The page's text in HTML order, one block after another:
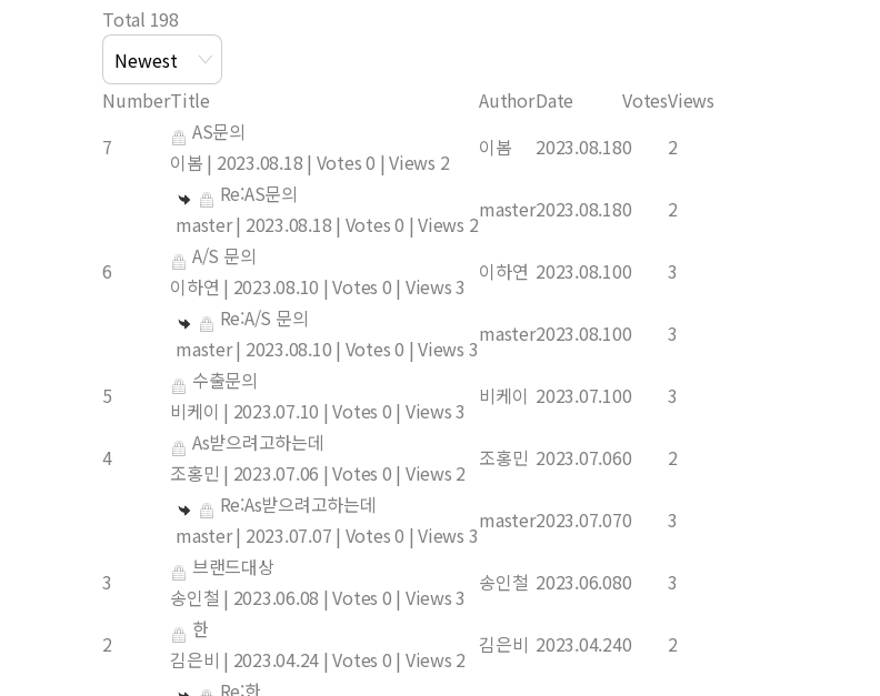
Total 198
NumberTitle AuthorDate VotesViews
7
AS문의
이봄 | 2023.08.18 | Votes 0 | Views 2
이봄 2023.08.180
2
Re:AS문의
master| 2023.08.18 | Votes 0 | Views 2
master2023.08.180 2
6
A/S 문의
이하연 | 2023.08.10 | Votes 0 | Views 3
이하연 2023.08.100
3
Re:A/S 문의
master| 2023.08.10 | Votes 0 | Views 3
master2023.08.100 3
5
수출문의
비케이 | 2023.07.10 | Votes 0 | Views 3
비케이 2023.07.100 3
4
As받으려고하는데
조홍민 | 2023.07.06 | Votes 0 | Views 2
조홍민 2023.07.060
2
Re:As받으려고하는데
master| 2023.07.07 | Votes 0 | Views 3
master2023.07.070 3
3
브랜드대상
송인철 | 2023.06.08 | Votes 0 | Views 3
송인철 2023.06.080 3
2
한
김은비 | 2023.04.24 | Votes 0 | Views 2
김은비 2023.04.240
2
Re:한